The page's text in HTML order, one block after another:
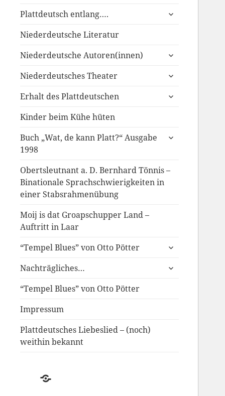
Plattdeutsch entlang….
untermenü
Niederdeutsche Literatur
Niederdeutsche Autoren(innen)
untermenü
Niederdeutsches Theater
untermenü
Erhalt des Plattdeutschen
untermenü
Kinder beim Kühe hüten
Buch „Wat, de kann Platt?“ Ausgabe
1998
untermenü
Obertsleutnant a. D. Bernhard Tönnis –
Binationale Sprachschwierigkeiten in
einer Stabsrahmenübung
Moij is dat Groapschupper Land –
Auftritt in Laar
“Tempel Blues” von Otto Pötter
untermenü
Nachträgliches…
untermenü
“Tempel Blues” von Otto Pötter
Impressum
Plattdeutsches Liebeslied – (noch)
weithin bekannt
Der